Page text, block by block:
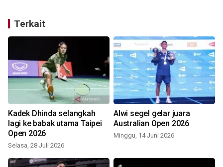
Terkait
Kadek Dhinda selangkah
lagi ke babak utama Taipei
Open 2026
Selasa, 28 Juli 2026
Alwi segel gelar juara
Australian Open 2026
Minggu, 14 Juni 2026